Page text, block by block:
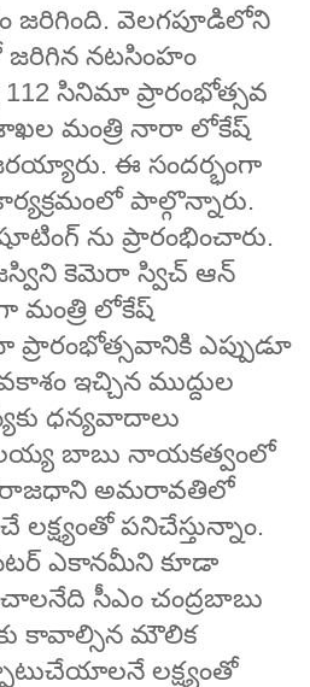
జరిగింది. వెలగపూడిలోని
జరిగిన నటసింహం
సినిమా ప్రారంభోత్సవ
శాఖల మంత్రి నారా లోకేష్
ఈ సందర్భంగా
పాల్గొన్నారు.
ను ప్రారంభించారు.
కెమెరా స్విచ్ ఆన్
మంత్రి లోకేష్
ఎప్పుడూ
ఇచ్చిన ముద్దుల
ధన్యవాదాలు
బాబు నాయకత్వంలో
రాజధాని అమరావతిలో
లక్ష్యంతో పనిచేస్తున్నాం.
ఎకానమీని కూడా
సీఎం చంద్రబాబు
కావాల్సిన మౌలిక
లక్ష్యంతో